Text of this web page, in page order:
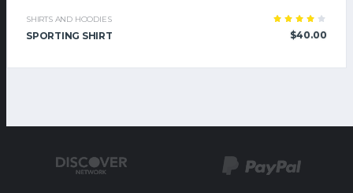
SHIRTS AND HOODIES
SPORTING SHIRT
Rated
4.00
$40.00